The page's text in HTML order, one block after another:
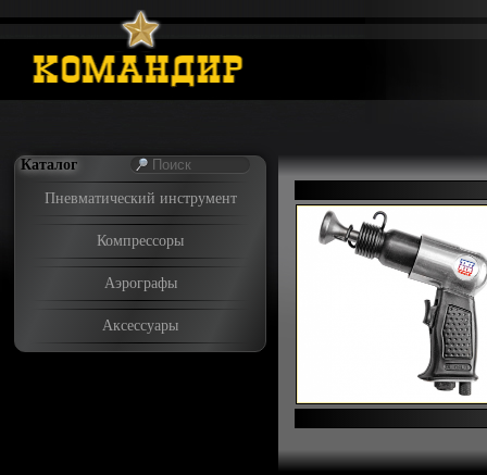
Каталог
Пневматический инструмент
Компрессоры
Аэрографы
Аксессуары